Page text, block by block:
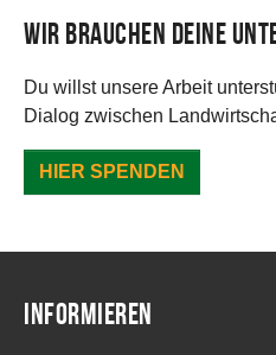
Wir brauchen deine
Du willst unsere Arbeit
Dialog zwischen
HIER SPENDEN
Informieren